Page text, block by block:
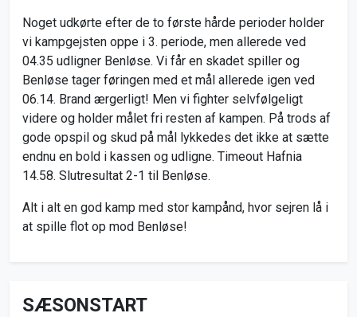
Noget udkørte efter de to første hårde perioder holder
vi kampgejsten oppe i 3. periode, men allerede ved
04.35 udligner Benløse. Vi får en skadet spiller og
Benløse tager føringen med et mål allerede igen ved
06.14. Brand ærgerligt! Men vi fighter selvfølgeligt
videre og holder målet fri resten af kampen. På trods af
gode opspil og skud på mål lykkedes det ikke at sætte
endnu en bold i kassen og udligne. Timeout Hafnia
14.58. Slutresultat 2-1 til Benløse.
Alt i alt en god kamp med stor kampånd, hvor sejren lå i
at spille flot op mod Benløse!
SÆSONSTART